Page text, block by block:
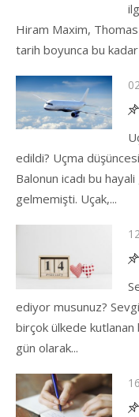
Hiram Maxim,
tarih boyunca bu
on
edildi? Uçma
Balonun icadı bu
gelmemişti. Uçak,...
on
ediyor musunuz?
birçok ülkede
gün olarak...
on